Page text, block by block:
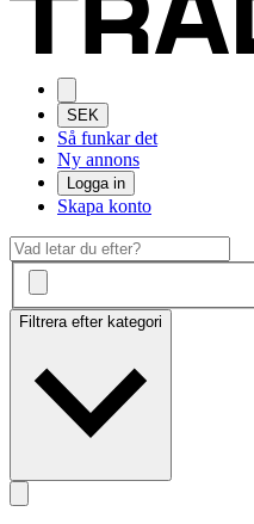
SEK
Så funkar det
Ny annons
Logga in
Skapa konto
Filtrera efter kategori